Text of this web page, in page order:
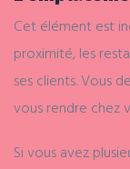
Cet élément est
proximité, les
ses clients. Vous
vous rendre chez
Si vous avez